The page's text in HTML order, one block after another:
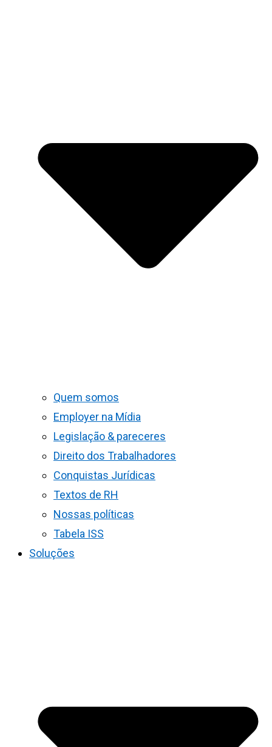
Quem somos
Employer na Mídia
Legislação & pareceres
Direito dos Trabalhadores
Conquistas Jurídicas
Textos de RH
Nossas políticas
Tabela ISS
Soluções